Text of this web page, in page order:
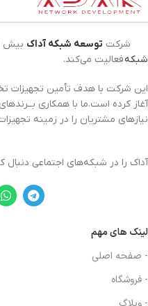
شرکت توسعه شبکه آداک بیش
شبکهفعالیت می‌کند.
این شرکت با هدف تأمین تجهیزات
آغاز کرده است.ما با همکاری
نیازهای مشتریان را در زمینه
آداک را در شبکه‌های اجتماعی دنبال
لینک های مهم
- صفحه اصلی
- فروشگاه